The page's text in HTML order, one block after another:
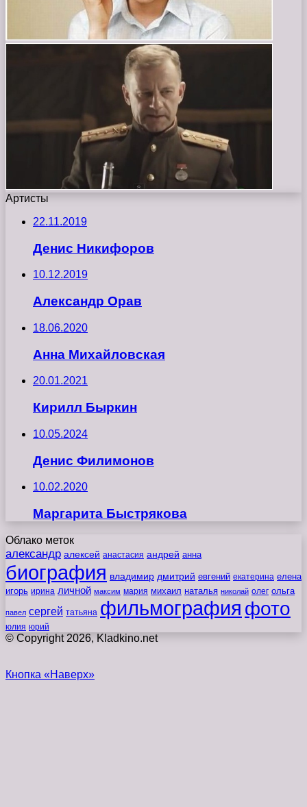
Артисты
22.11.2019
Денис Никифоров
10.12.2019
Александр Орав
18.06.2020
Анна Михайловская
20.01.2021
Кирилл Быркин
10.05.2024
Денис Филимонов
10.02.2020
Маргарита Быстрякова
Облако меток
александр алексей анастасия андрей анна
биография владимир дмитрий евгений екатерина елена
игорь ирина личной максим мария михаил наталья николай олег ольга
павел сергей татьяна фильмография фото
юлия юрий
© Copyright 2026, Kladkino.net
Кнопка «Наверх»